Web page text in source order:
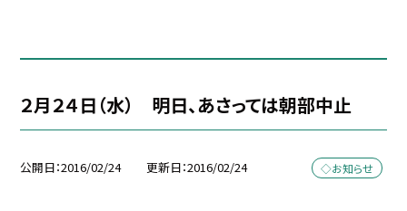
２月２４日（水） 明日、あさっては朝部中止
公開日 2016/02/24 更新日 2016/02/24 ◇お知らせ